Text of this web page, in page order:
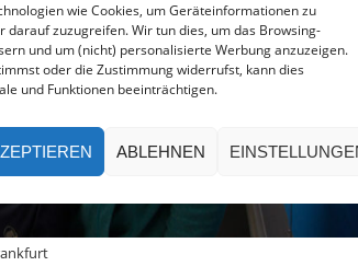
wie Cookies, um Geräteinformationen zu
darauf zuzugreifen. Wir tun dies, um das Browsing-
und um (nicht) personalisierte Werbung anzuzeigen.
oder die Zustimmung widerrufst, kann dies
und Funktionen beeinträchtigen.
ABLEHNEN